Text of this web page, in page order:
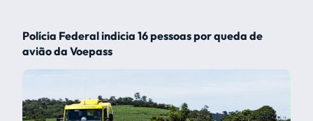
Polícia Federal indicia 16 pessoas por queda de
avião da Voepass